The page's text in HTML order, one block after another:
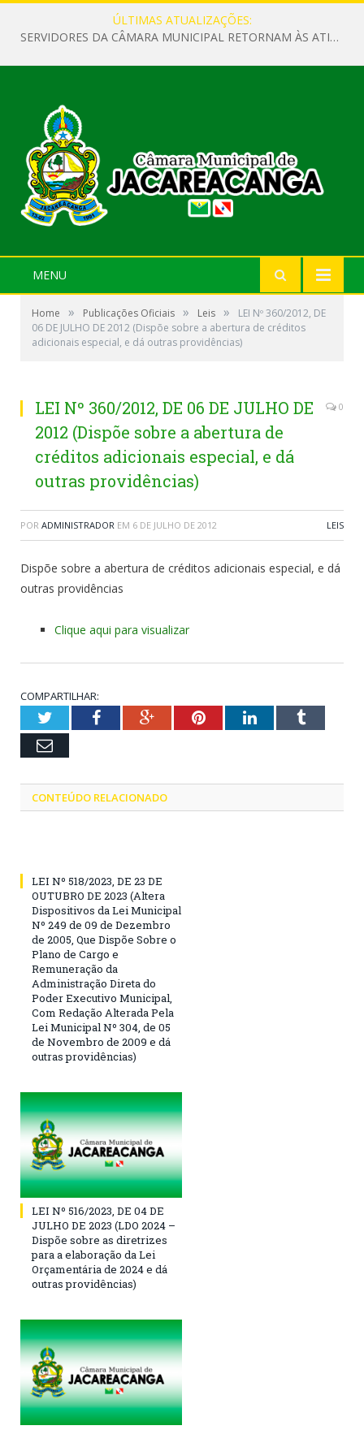
ÚLTIMAS ATUALIZAÇÕES:
SERVIDORES DA CÂMARA MUNICIPAL RETORNAM ÀS ATIVIDADES APÓS O RECESSO PARLAMENTAR
MENU
Home » Publicações Oficiais » Leis »
LEI Nº 360/2012, DE
06 DE JULHO DE 2012 (Dispõe sobre a abertura de créditos
adicionais especial, e dá outras providências)
LEI Nº 360/2012, DE 06 DE JULHO DE
2012 (Dispõe sobre a abertura de
créditos adicionais especial, e dá
outras providências)
0
POR ADMINISTRADOR EM 6 DE JULHO DE 2012 LEIS
Dispõe sobre a abertura de créditos adicionais especial, e dá
outras providências
Clique aqui para visualizar
COMPARTILHAR:
TwitterFacebookGoogle+PinterestLinkedInTumblr
Email
CONTEÚDO RELACIONADO
LEI Nº 518/2023, DE 23 DE
OUTUBRO DE 2023 (Altera
Dispositivos da Lei Municipal
Nº 249 de 09 de Dezembro
de 2005, Que Dispõe Sobre o
Plano de Cargo e
Remuneração da
Administração Direta do
Poder Executivo Municipal,
Com Redação Alterada Pela
Lei Municipal Nº 304, de 05
de Novembro de 2009 e dá
outras providências)
LEI Nº 516/2023, DE 04 DE
JULHO DE 2023 (LDO 2024 –
Dispõe sobre as diretrizes
para a elaboração da Lei
Orçamentária de 2024 e dá
outras providências)